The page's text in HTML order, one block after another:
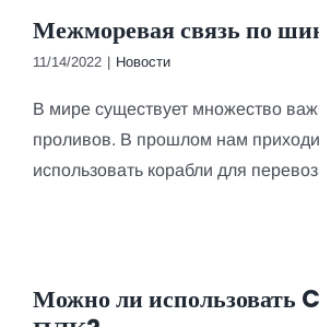
Межморевая связь по
11/14/2022 | Новости
В мире существует множество
проливов. В прошлом нам
использовать корабли для
Можно ли использовать